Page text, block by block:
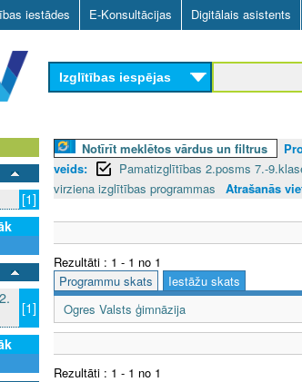
Skip
to
main
content
iestādes E-Konsultācijas Digitālais asistents
Izglītības iespējas
[1]
[1]
Notīrīt meklētos vārdus un filtrus
veids:
Pamatizglītības 2.posms 7.-
virziena izglītības programmas
Atrašanās
Rezultāti : 1 - 1 no 1
Programmu skats
Iestāžu skats
Ogres Valsts ģimnāzija
Rezultāti : 1 - 1 no 1